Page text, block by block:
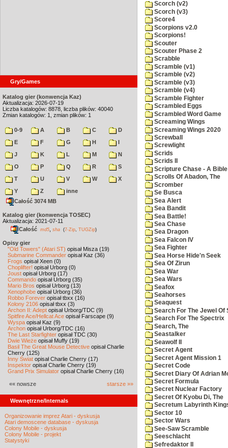
Gry/Games
Katalog gier (konwencja Kaz)
Aktualizacja: 2026-07-19
Liczba katalogów: 8878, liczba plików: 40040
Zmian katalogów: 1, zmian plików: 1
0-9 A B C
D
E
F G H
I
J
K L M
N
O
P Q R
S
T
U V W
X
Y
Z
inne
Całość 3074 MB
Katalog gier (konwencja TOSEC)
Aktualizacja: 2021-07-11
Całość md5 sha (7-Zip TUGZip)
Opisy gier
"Old Towers" (Atari ST) opisał Misza (19)
Submarine Commander opisał Kaz (36)
Frogs opisał Xeen (0)
Choplifter! opisał Urborg (0)
Joust opisał Urborg (17)
Commando opisał Urborg (35)
Mario Bros opisał Urborg (13)
Xenophobe opisał Urborg (36)
Robbo Forever opisał tbxx (16)
Kolony 2106 opisał tbxx (3)
Archon II: Adept opisał Urborg/TDC (9)
Spitfire Ace/Hellcat Ace opisał Farscape (9)
Wyspa opisał Kaz (9)
Archon opisał Urborg/TDC (16)
The Last Starfighter opisał TDC (30)
Dwie Wieże opisał Muffy (19)
Basil The Great Mouse Detective opisał Charlie
Cherry (125)
Inny Świat opisał Charlie Cherry (17)
Inspektor opisał Charlie Cherry (19)
Grand Prix Simulator opisał Charlie Cherry (16)
«« nowsze starsze »»
Wewnętrzne/Internals
Organizowanie imprez Atari - dyskusja
Atari demoscene database - dyskusja
Colony Mobile - dyskusja
Colony Mobile - projekt
Statystyki
Scorch (v2)
Scorch (v3)
Score4
Scorpions v2.0
Scorpions!
Scouter
Scouter Phase 2
Scrabble
Scramble (v1)
Scramble (v2)
Scramble (v3)
Scramble (v4)
Scramble Fighter
Scrambled Eggs
Scrambled Word Game
Screaming Wings
Screaming Wings 2020
Screwball
Screwlight
Scrids
Scrids II
Scripture Chase - A Bible
Scrolls Of Abadon, The
Scromber
Se Busca
Sea Alert
Sea Bandit
Sea Battle!
Sea Chase
Sea Dragon
Sea Falcon IV
Sea Fighter
Sea Horse Hide'n Seek
Sea Of Zirun
Sea War
Sea Wars
Seafox
Seahorses
Seaquest
Search For The Jewel Of
Search For The Spectrix
Search, The
Seastalker
Seawolf II
Secret Agent
Secret Agent Mission 1
Secret Code
Secret Diary Of Adrian
Secret Formula
Secret Nuclear Factory
Secret Of Kyobu Di, The
Secretum Labyrinth
Sector 10
Sector Wars
See-Saw Scramble
Seeschlacht
Sefredaktor II